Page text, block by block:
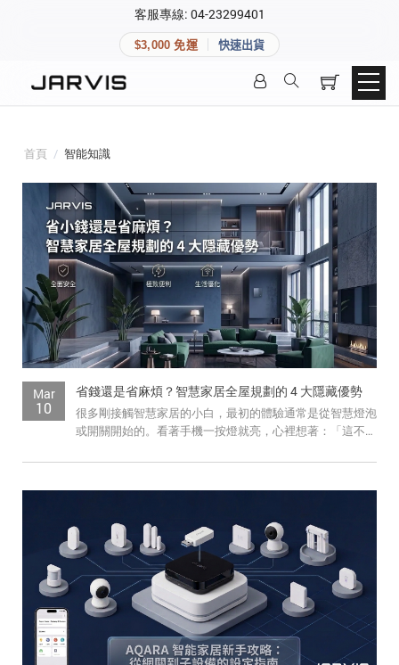
客服專線: 04-23299401
$3,000 免運 快速出貨
首頁 / 智能知識
Mar
10
省錢還是省麻煩？智慧家居全屋規劃的 4 大隱藏優勢
很多剛接觸智慧家居的小白，最初的體驗通常是從智慧燈泡
或開關開始的。看著手機一按燈就亮，心裡想著：「這不就
快速連結
精品家電
登入後可查看訂單、會員資料與收藏清單。
登入會員
建立新帳號
快速連結
追蹤我的訂單
會員資料管理